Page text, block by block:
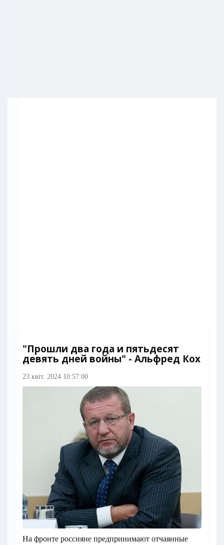
"Прошли два года и пятьдесят
девять дней войны" - Альфред Кох
23 квіт. 2024 10:57:00
На фронте россияне предпринимают отчаянные